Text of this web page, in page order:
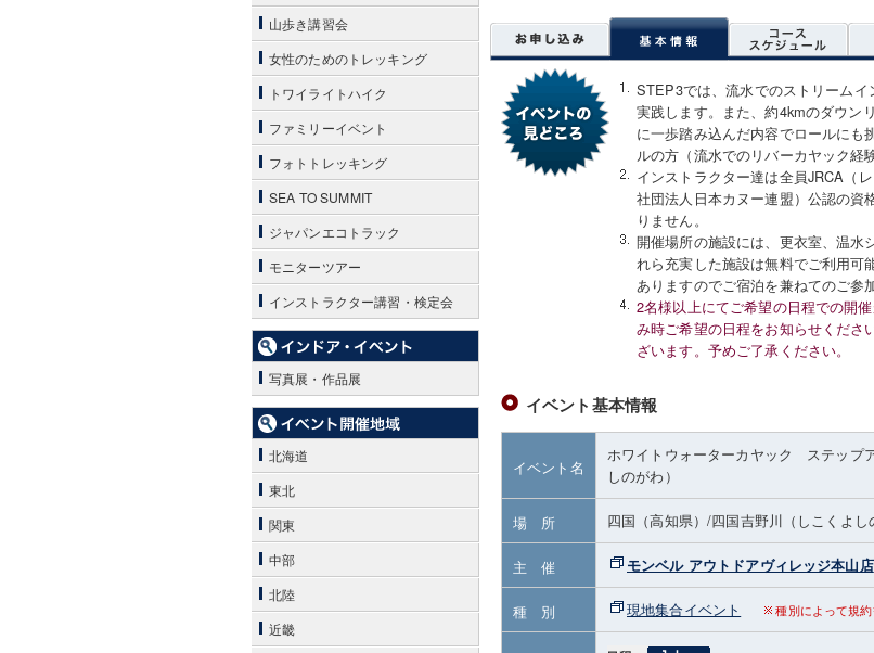
STEP3では、流水でのストリーム
実践します。また、約4kmのダウン
に一歩踏み込んだ内容でロールに
ルの方（流水でのリバーカヤック経
インストラクター達は全員JRCA（
社団法人日本カヌー連盟）公認の資
りません。
開催場所の施設には、更衣室、温水
れら充実した施設は無料でご利用可
ありますのでご宿泊を兼ねてのご参
2名様以上にてご希望の日程での開
み時ご希望の日程をお知らせくださ
ざいます。予めご了承ください。
イベント基本情報
イベント名
ホワイトウォーターカヤック ステップ
しのがわ）
場 所 四国（高知県）/四国吉野川（しこくよし
主 催 モンベル アウトドアヴィレッジ本山店
種 別 現地集合イベント 種別によって規
山歩き講習会
女性のためのトレッキング
トワイライトハイク
ファミリーイベント
フォトトレッキング
SEA TO SUMMIT
ジャパンエコトラック
モニターツアー
インストラクター講習・検定会
写真展・作品展
北海道
東北
関東
中部
北陸
近畿